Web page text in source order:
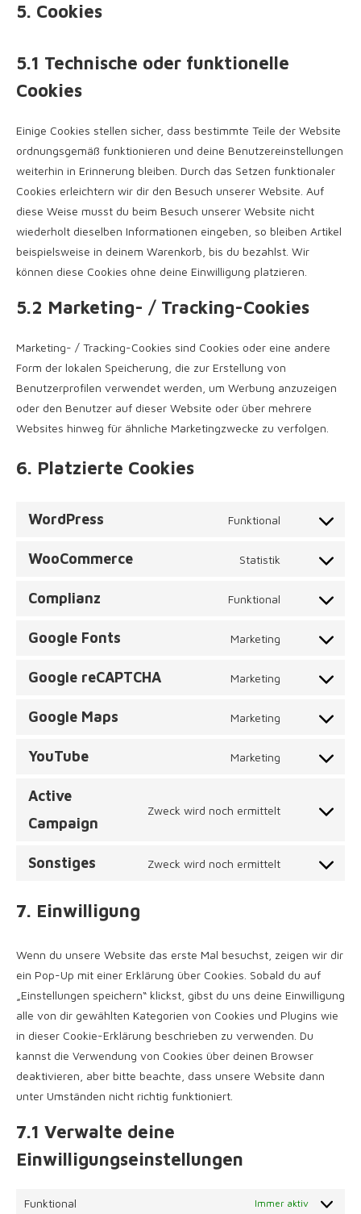
5. Cookies
5.1 Technische oder funktionelle
Cookies
Einige Cookies stellen sicher, dass bestimmte Teile der Website
ordnungsgemäß funktionieren und deine Benutzereinstellungen
weiterhin in Erinnerung bleiben. Durch das Setzen funktionaler
Cookies erleichtern wir dir den Besuch unserer Website. Auf
diese Weise musst du beim Besuch unserer Website nicht
wiederholt dieselben Informationen eingeben, so bleiben Artikel
beispielsweise in deinem Warenkorb, bis du bezahlst. Wir
können diese Cookies ohne deine Einwilligung platzieren.
5.2 Marketing- / Tracking-Cookies
Marketing- / Tracking-Cookies sind Cookies oder eine andere
Form der lokalen Speicherung, die zur Erstellung von
Benutzerprofilen verwendet werden, um Werbung anzuzeigen
oder den Benutzer auf dieser Website oder über mehrere
Websites hinweg für ähnliche Marketingzwecke zu verfolgen.
6. Platzierte Cookies
WordPress Funktional
Consent
service
WooCommerce Statistik
Consent
service
Complianz Funktional
Consent
service
Google Fonts Marketing
Consent
service
Google reCAPTCHA Marketing
Consent
service
Google Maps Marketing
Consent
service
maps
YouTube Marketing
Consent
service
Active
Campaign
Zweck wird noch ermittelt
Consent
service
Sonstiges Zweck wird noch ermittelt
Consent
7. Einwilligung
Wenn du unsere Website das erste Mal besuchst, zeigen wir dir
ein Pop-Up mit einer Erklärung über Cookies. Sobald du auf
„Einstellungen speichern“ klickst, gibst du uns deine Einwilligung
alle von dir gewählten Kategorien von Cookies und Plugins wie
in dieser Cookie-Erklärung beschrieben zu verwenden. Du
kannst die Verwendung von Cookies über deinen Browser
deaktivieren, aber bitte beachte, dass unsere Website dann
unter Umständen nicht richtig funktioniert.
7.1 Verwalte deine
Einwilligungseinstellungen
Funktional Immer aktiv